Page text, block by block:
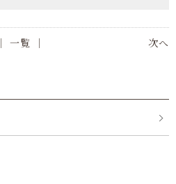
次へ
│ 一覧 │